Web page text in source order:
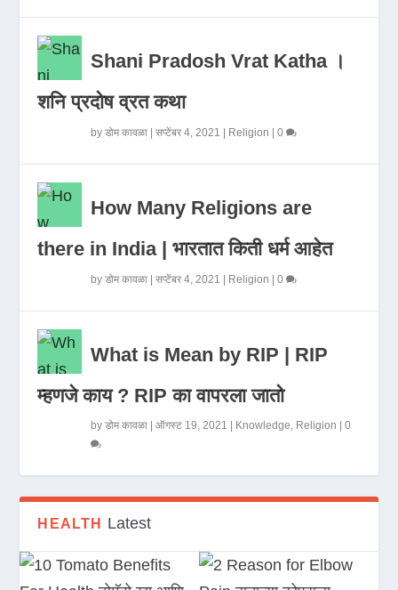
Shani Pradosh Vrat Katha ।
शनि प्रदोष व्रत कथा
byडोम कावळा |सप्टेंबर 4, 2021 Religion |0
How Many Religions are
there in India | भारतात किती धर्म आहेत
byडोम कावळा |सप्टेंबर 4, 2021 Religion |0
What is Mean by RIP | RIP
म्हणजे काय ? RIP का वापरला जातो
byडोम कावळा |ऑगस्ट 19, 2021 Knowledge, Religion |0
HEALTH Latest